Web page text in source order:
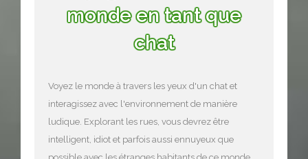
monde en tant que
chat
Voyez le monde à travers les yeux d'un chat et
interagissez avec l'environnement de manière
ludique. Explorant les rues, vous devrez être
intelligent, idiot et parfois aussi ennuyeux que